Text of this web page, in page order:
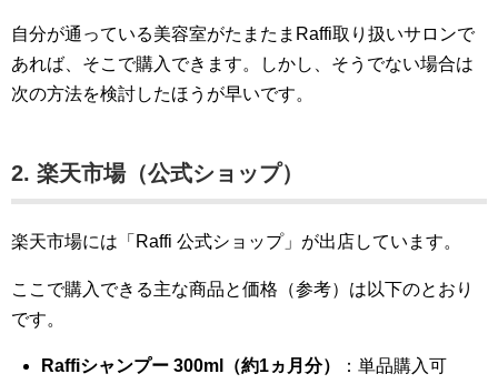
自分が通っている美容室がたまたまRaffi取り扱いサロンで
あれば、そこで購入できます。しかし、そうでない場合は
次の方法を検討したほうが早いです。
2. 楽天市場（公式ショップ）
楽天市場には「Raffi 公式ショップ」が出店しています。
ここで購入できる主な商品と価格（参考）は以下のとおり
です。
Raffiシャンプー 300ml（約1ヵ月分）
：単品購入可